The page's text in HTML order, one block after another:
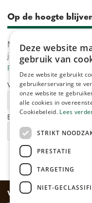
Op de hoogte
Maximaal 1 keer per
je aan! Wij verwerken
privacy policy.
Voornaam:
E-mailadres:
Veilig betalen
Deze website
gebruik van
Deze website gebruikt
gebruikerservaring te
onze website te
alle cookies in
Cookiebeleid. Lees
STRIKT
PRESTATIE
TARGETING
NIET-